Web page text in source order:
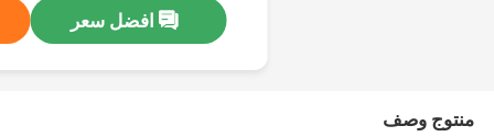
افضل سعر
منتوج وصف